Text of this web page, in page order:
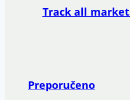
Track all
Preporučeno